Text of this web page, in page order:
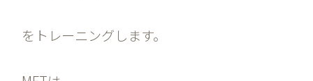
をトレーニングします。